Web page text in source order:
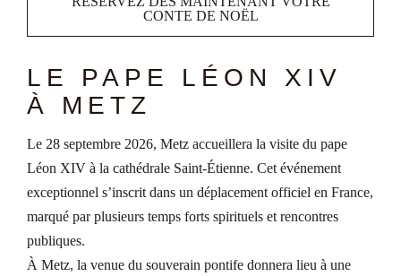
CONTE DE NOËL
LE PAPE LÉON XIV
À METZ
Le 28 septembre 2026, Metz accueillera la visite du pape
Léon XIV à la cathédrale Saint-Étienne. Cet événement
exceptionnel s’inscrit dans un déplacement officiel en France,
marqué par plusieurs temps forts spirituels et rencontres
publiques.
À Metz, la venue du souverain pontife donnera lieu à une